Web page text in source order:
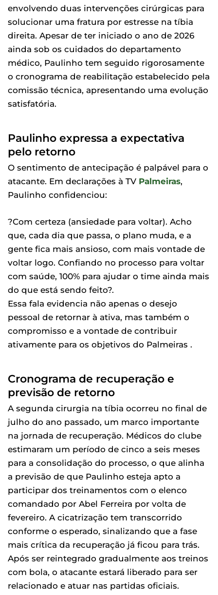
envolvendo duas intervenções cirúrgicas para
solucionar uma fratura por estresse na tíbia
direita. Apesar de ter iniciado o ano de 2026
ainda sob os cuidados do departamento
médico, Paulinho tem seguido rigorosamente
o cronograma de reabilitação estabelecido pela
comissão técnica, apresentando uma evolução
satisfatória.
Paulinho expressa a expectativa
pelo retorno
O sentimento de antecipação é palpável para o
atacante. Em declarações à TV Palmeiras,
Paulinho confidenciou:
?Com certeza (ansiedade para voltar). Acho
que, cada dia que passa, o plano muda, e a
gente fica mais ansioso, com mais vontade de
voltar logo. Confiando no processo para voltar
com saúde, 100% para ajudar o time ainda mais
do que está sendo feito?.
Essa fala evidencia não apenas o desejo
pessoal de retornar à ativa, mas também o
compromisso e a vontade de contribuir
ativamente para os objetivos do Palmeiras .
Cronograma de recuperação e
previsão de retorno
A segunda cirurgia na tíbia ocorreu no final de
julho do ano passado, um marco importante
na jornada de recuperação. Médicos do clube
estimaram um período de cinco a seis meses
para a consolidação do processo, o que alinha
a previsão de que Paulinho esteja apto a
participar dos treinamentos com o elenco
comandado por Abel Ferreira por volta de
fevereiro. A cicatrização tem transcorrido
conforme o esperado, sinalizando que a fase
mais crítica da recuperação já ficou para trás.
Após ser reintegrado gradualmente aos treinos
com bola, o atacante estará liberado para ser
relacionado e atuar nas partidas oficiais.